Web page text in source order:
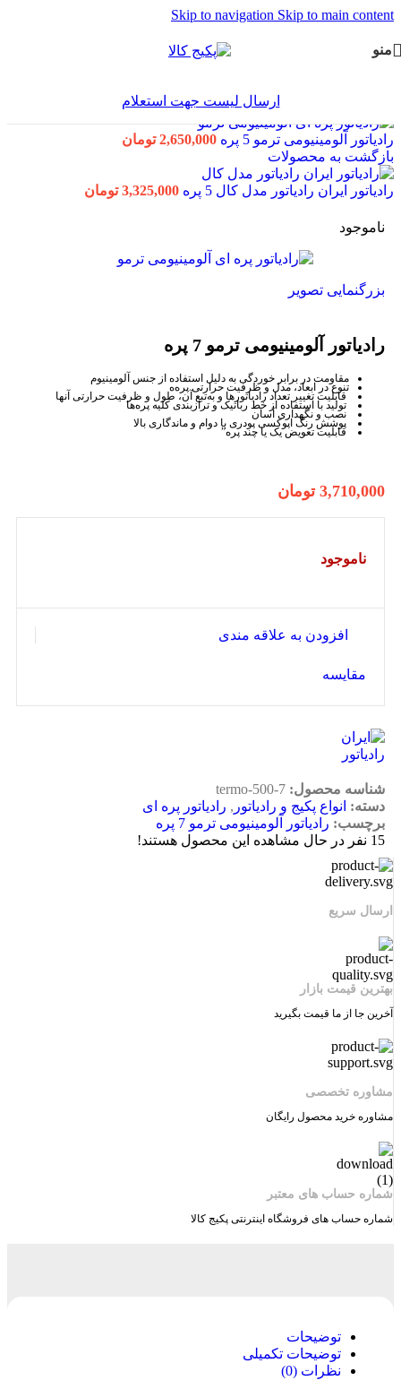
Skip to navigation Skip to main content
منو
ارسال لیست جهت استعلام
رادیاتور پره ای
رادیاتور آلومینیومی ترمو 5 پره 2,650,000 تومان
بازگشت به محصولات
رادیاتور ایران رادیاتور مدل کال 5 پره 3,325,000 تومان
ناموجود
بزرگنمایی تصویر
رادیاتور آلومینیومی ترمو 7 پره
مقاومت در برابر خوردگی به دلیل استفاده از جنس آلومینیوم
تنوع در ابعاد، مدل و ظرفیت حرارتی پره‌ه
قابلیت تغییر تعداد رادیاتورها و به‌تبع آن، طول و ظرفیت حرارتی آنها
تولید با استفاده از خط رباتیک و ترازبندی کلیه پره‌ها
نصب و نگهداری آسان
پوشش رنگ اپوکسی پودری با دوام و ماندگاری بالا
قابلیت تعویض یک یا چند پره”
3,710,000 تومان
ناموجود
افزودن به علاقه مندی
مقایسه
شناسه محصول: termo-500-7
دسته: انواع پکیج و رادیاتور , رادیاتور پره ای
برچسب: رادیاتور آلومینیومی ترمو 7 پره
15 نفر در حال مشاهده این محصول هستند!
ارسال سریع
بهترین قیمت بازار
آخرین جا از ما قیمت بگیرید
مشاوره تخصصی
مشاوره خرید محصول رایگان
شماره حساب های معتبر
شماره حساب های فروشگاه اینترنتی پکیج کالا
توضیحات
توضیحات تکمیلی
نظرات (0)